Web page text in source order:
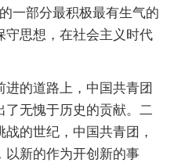
一部分最积极最有生气的
守思想，在社会主义时代
的道路上，中国共青团
了无愧于历史的贡献。二
的世纪，中国共青团，
以新的作为开创新的事